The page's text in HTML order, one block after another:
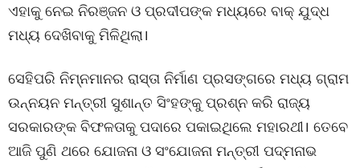
ଏହାକୁ ନେଇ ନିରଞ୍ଜନ ଓ ପ୍ରଦୀପଙ୍କ ମଧ୍ୟରେ ବାକ୍ ଯୁଦ୍ଧ
ମଧ୍ୟ ଦେଖିବାକୁ ମିଳିଥିଲା।
ସେହିପରି ନିମ୍ନମାନର ରାସ୍ତା ନିର୍ମାଣ ପ୍ରସଙ୍ଗରେ ମଧ୍ୟ ଗ୍ରାମ
ଉନ୍ନୟନ ମନ୍ତ୍ରୀ ସୁଶାନ୍ତ ସିଂହଙ୍କୁ ପ୍ରଶ୍ନ କରି ରାଜ୍ୟ
ସରକାରଙ୍କ ବିଫଳତାକୁ ପଦାରେ ପକାଇଥିଲେ ମହାରଥୀ। ତେବେ
ଆଜି ପୁଣି ଥରେ ଯୋଜନା ଓ ସଂଯୋଜନା ମନ୍ତ୍ରୀ ପଦ୍ମନାଭ